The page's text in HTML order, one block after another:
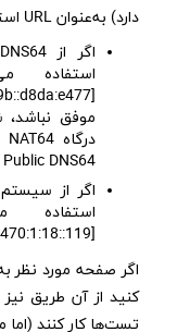
دارد) به‌عنوان URL استفاده کنید.
Public DNS64 استفاده کنید.
[http://[2001:470:1:18::119 استفاده کنید.
اگر صفحه مورد نظر
کنید از آن طریق